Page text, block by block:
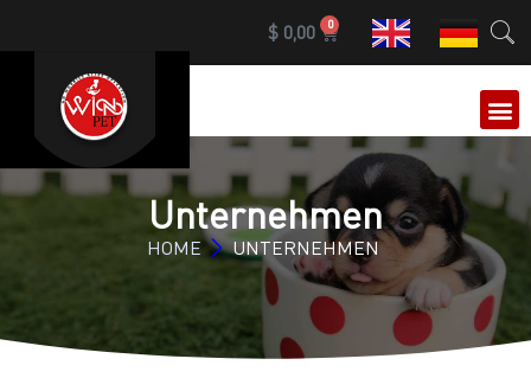
$0,00 0
Unternehmen
HOME UNTERNEHMEN